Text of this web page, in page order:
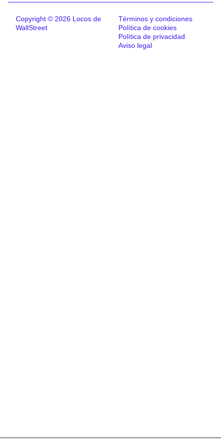
Copyright © 2026 Locos de
WallStreet
Términos y condiciones
Política de cookies
Política de privacidad
Aviso legal